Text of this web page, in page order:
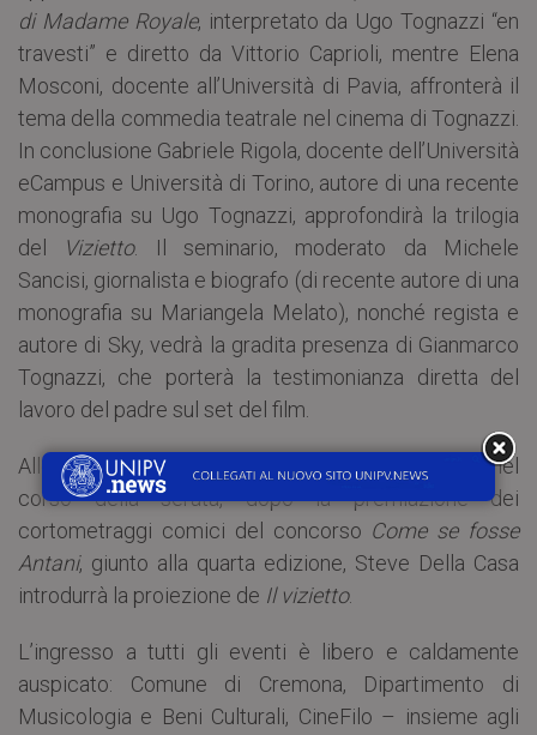
di Madame Royale, interpretato da Ugo Tognazzi “en
travesti” e diretto da Vittorio Caprioli, mentre Elena
Mosconi, docente all’Università di Pavia, affronterà il
tema della commedia teatrale nel cinema di Tognazzi.
In conclusione Gabriele Rigola, docente dell’Università
eCampus e Università di Torino, autore di una recente
monografia su Ugo Tognazzi, approfondirà la trilogia
del
Vizietto. Il seminario, moderato da Michele
Sancisi, giornalista e biografo (di recente autore di una
monografia su Mariangela Melato), nonché regista e
autore di Sky, vedrà la gradita presenza di Gianmarco
Tognazzi, che porterà la testimonianza diretta del
lavoro del padre sul set del film.
Alle 21.00l’appuntamento è presso ilCinema Filo : nel
corso della serata, dopo la premiazione dei
cortometraggi comici del concorso Come se fosse
Antani, giunto alla quarta edizione, Steve Della Casa
introdurrà la proiezione de Il vizietto.
L’ingresso a tutti gli eventi è libero e caldamente
auspicato: Comune di Cremona, Dipartimento di
Musicologia e Beni Culturali, CineFilo – insieme agli